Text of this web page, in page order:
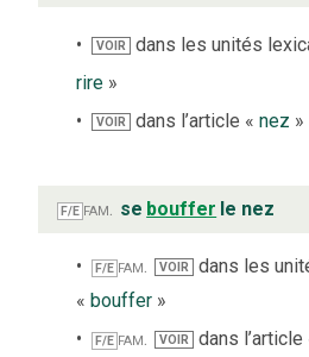
VOIR dans les unités
rire »
VOIR dans l’article «nez »
F/E fam. se bouffer le nez
F/E fam. VOIR
dans les
« bouffer »
F/E fam. VOIR dans